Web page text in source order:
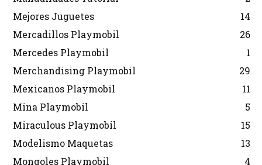
Mejores Juguetes
14
Mercadillos Playmobil
26
Mercedes Playmobil
1
Merchandising Playmobil
29
Mexicanos Playmobil
11
Mina Playmobil
5
Miraculous Playmobil
15
Modelismo Maquetas
13
Mongoles Playmobil
4